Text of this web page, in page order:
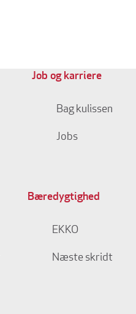
Job og karriere
Bag kulissen
Jobs
Bæredygtighed
EKKO
Næste skridt